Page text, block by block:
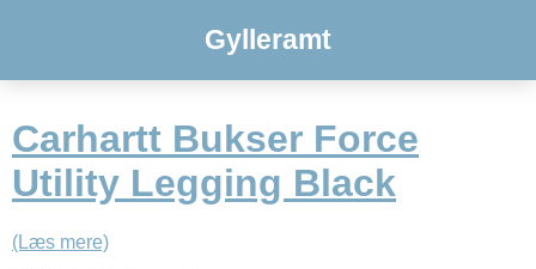
Gylleramt
Carhartt Bukser Force
Utility Legging Black
(Læs mere)